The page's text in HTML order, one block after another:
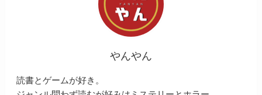
やんやん
読書とゲームが好き。